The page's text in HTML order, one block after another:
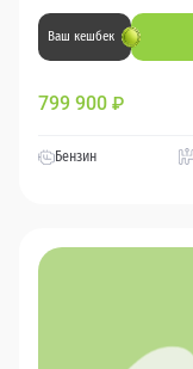
Ваш кешбек
799 900 ₽
Бензин